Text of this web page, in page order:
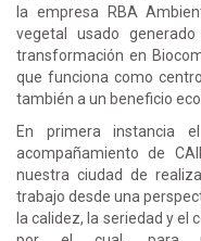
la empresa RBA
vegetal usado
transformación en
que funciona como
también a un beneficio
En primera instancia
acompañamiento de
nuestra ciudad de
trabajo desde una
la calidez, la seriedad y el